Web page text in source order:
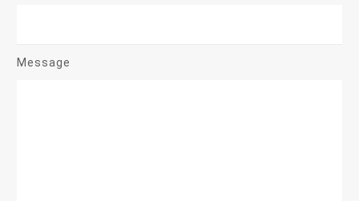
Message